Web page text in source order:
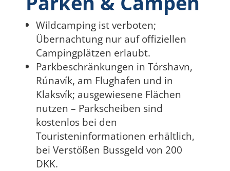
Wildcamping ist verboten;
Übernachtung nur auf offiziellen
Campingplätzen erlaubt.
Parkbeschränkungen in Tórshavn,
Rúnavík, am Flughafen und in
Klaksvík; ausgewiesene Flächen
nutzen – Parkscheiben sind
kostenlos bei den
Touristeninformationen erhältlich,
bei Verstößen Bussgeld von 200
DKK.